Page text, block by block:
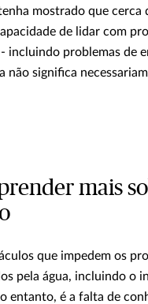
mostrado que
de lidar com
incluindo problemas de
não significa
mais
que impedem os
pela água, incluindo o
entanto, é a falta de